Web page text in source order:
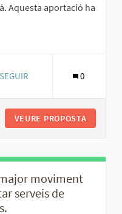
Aquesta aportació ha
Transport públic
18 SEGUIDORES
SEGUIR 0
VEURE PROPOSTA
moviment
serveis de